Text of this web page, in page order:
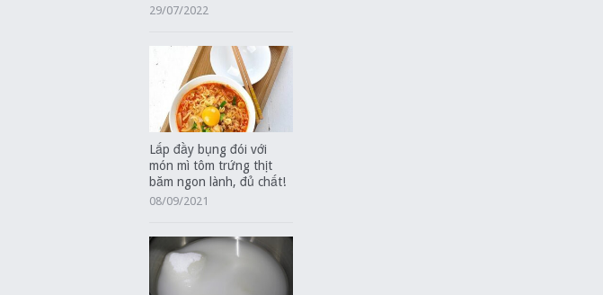
29/07/2022
Lấp đầy bụng đói với
món mì tôm trứng thịt
băm ngon lành, đủ chất!
08/09/2021